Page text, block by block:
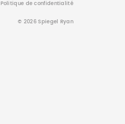
Politique de confidentialité
© 2026 Spiegel Ryan